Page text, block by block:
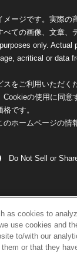
ージです。実際の
ての画像、文章、
only. Actual
acritical or data
をご利用いただく
の使用に同意
です。
ホームページの情
Do Not Sell or
as cookies to
use cookies and
to/with our
or that they